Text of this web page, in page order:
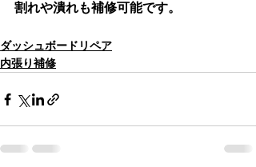
割れや潰れも補修可能です。
ダッシュボードリペア
内張り補修